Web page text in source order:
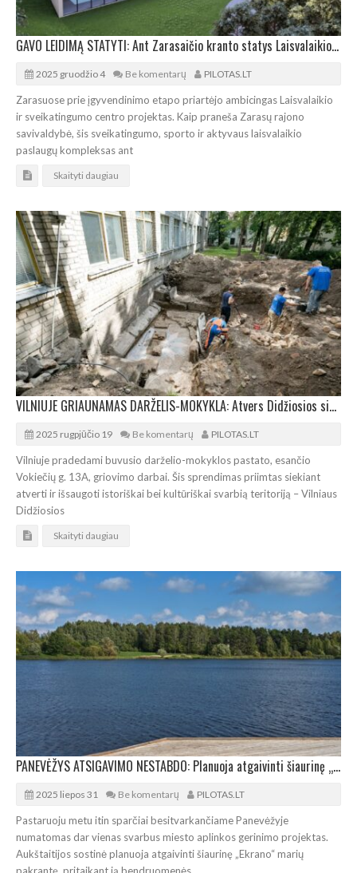
GAVO LEIDIMĄ STATYTI: Ant Zarasaičio kranto statys Laisvalaikio ir sveikatingumo centrą
2025 gruodžio 4 Be komentarų PILOTAS.LT
Zarasuose prie įgyvendinimo etapo priartėjo ambicingas Laisvalaikio
ir sveikatingumo centro projektas. Kaip praneša Zarasų rajono
savivaldybė, šis sveikatingumo, sporto ir aktyvaus laisvalaikio
paslaugų kompleksas ant
Skaityti daugiau
VILNIUJE GRIAUNAMAS DARŽELIS-MOKYKLA: Atvers Didžiosios sinagogos ir Mikvės kompleksą
2025 rugpjūčio 19 Be komentarų PILOTAS.LT
Vilniuje pradedami buvusio darželio-mokyklos pastato, esančio
Vokiečių g. 13A, griovimo darbai. Šis sprendimas priimtas siekiant
atverti ir išsaugoti istoriškai bei kultūriškai svarbią teritoriją – Vilniaus
Didžiosios
Skaityti daugiau
PANEVĖŽYS ATSIGAVIMO NESTABDO: Planuoja atgaivinti šiaurinę „Ekrano“ marių pakrantę
2025 liepos 31 Be komentarų PILOTAS.LT
Pastaruoju metu itin sparčiai besitvarkančiame Panevėžyje
numatomas dar vienas svarbus miesto aplinkos gerinimo projektas.
Aukštaitijos sostinė planuoja atgaivinti šiaurinę „Ekrano“ marių
pakrantę, pritaikant ją bendruomenės